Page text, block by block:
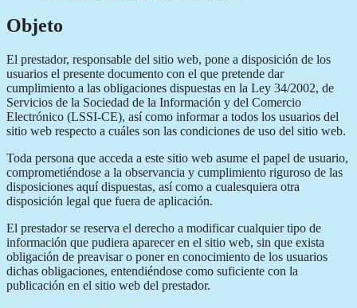
Objeto
El prestador, responsable del sitio web, pone a disposición de los
usuarios el presente documento con el que pretende dar
cumplimiento a las obligaciones dispuestas en la Ley 34/2002, de
Servicios de la Sociedad de la Información y del Comercio
Electrónico (LSSI-CE), así como informar a todos los usuarios del
sitio web respecto a cuáles son las condiciones de uso del sitio web.
Toda persona que acceda a este sitio web asume el papel de usuario,
comprometiéndose a la observancia y cumplimiento riguroso de las
disposiciones aquí dispuestas, así como a cualesquiera otra
disposición legal que fuera de aplicación.
El prestador se reserva el derecho a modificar cualquier tipo de
información que pudiera aparecer en el sitio web, sin que exista
obligación de preavisar o poner en conocimiento de los usuarios
dichas obligaciones, entendiéndose como suficiente con la
publicación en el sitio web del prestador.